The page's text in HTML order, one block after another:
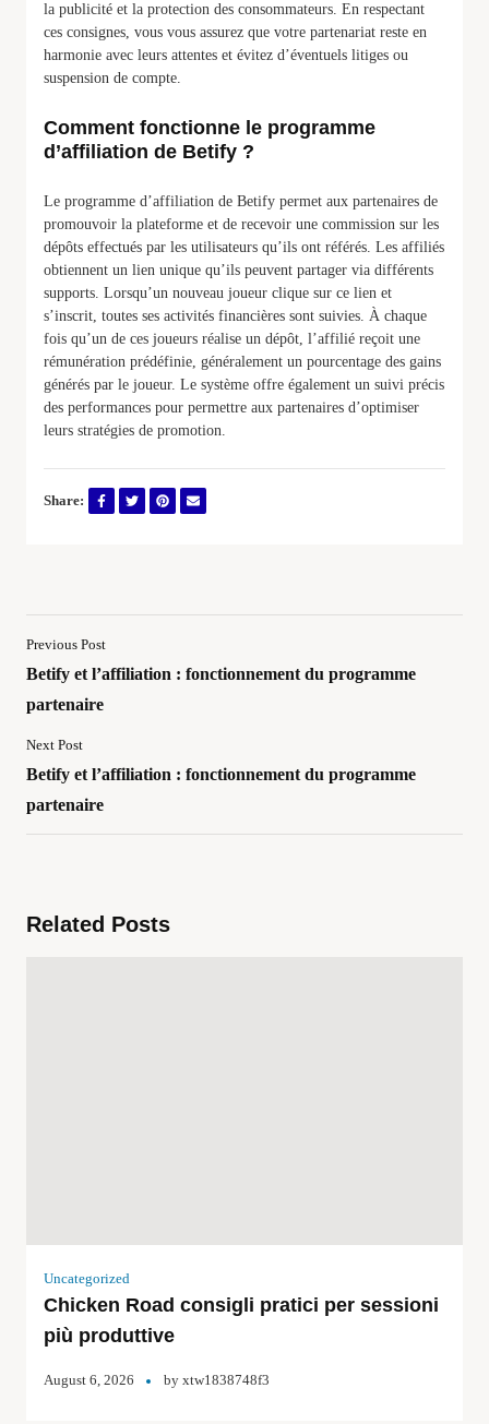
la publicité et la protection des consommateurs. En respectant
ces consignes, vous vous assurez que votre partenariat reste en
harmonie avec leurs attentes et évitez d’éventuels litiges ou
suspension de compte.
Comment fonctionne le programme
d’affiliation de Betify ?
Le programme d’affiliation de Betify permet aux partenaires de
promouvoir la plateforme et de recevoir une commission sur les
dépôts effectués par les utilisateurs qu’ils ont référés. Les affiliés
obtiennent un lien unique qu’ils peuvent partager via différents
supports. Lorsqu’un nouveau joueur clique sur ce lien et
s’inscrit, toutes ses activités financières sont suivies. À chaque
fois qu’un de ces joueurs réalise un dépôt, l’affilié reçoit une
rémunération prédéfinie, généralement un pourcentage des gains
générés par le joueur. Le système offre également un suivi précis
des performances pour permettre aux partenaires d’optimiser
leurs stratégies de promotion.
Share:
Previous Post
Betify et l’affiliation : fonctionnement du programme
partenaire
Next Post
Betify et l’affiliation : fonctionnement du programme
partenaire
Related Posts
Uncategorized
Chicken Road consigli pratici per sessioni
più produttive
August 6, 2026 by xtw1838748f3